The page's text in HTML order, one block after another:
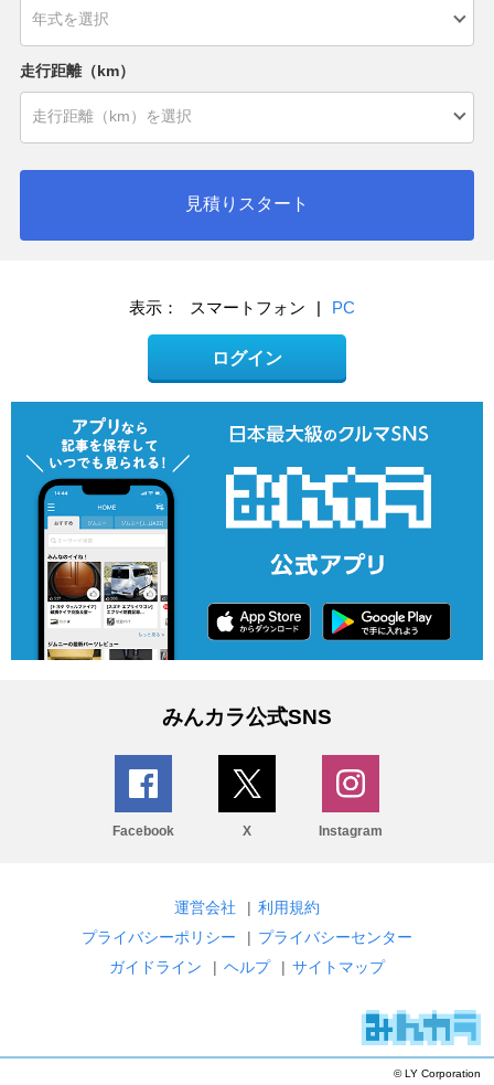
走行距離（km）
見積りスタート
表示： スマートフォン | PC
ログイン
みんカラ公式SNS
Facebook X Instagram
運営会社 | 利用規約
プライバシーポリシー
| プライバシーセンター
ガイドライン
| ヘルプ | サイトマップ
© LY Corporation